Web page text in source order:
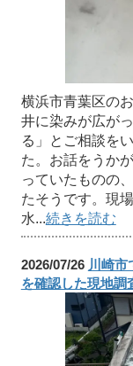
横浜市青葉区の
井に染みが広が
る」とご相談を
た。お話をうか
っていたものの
たそうです。現
水...続きを読む
2026/07/26 川崎
を確認した現地調